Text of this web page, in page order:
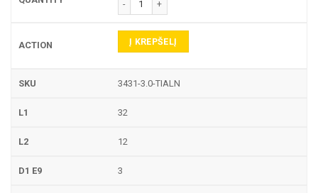
produkto kiekis: 3431 PIRŠTINĖ FREZA
Į KREPŠELĮ
3431-3.0-TIALN
32
12
3